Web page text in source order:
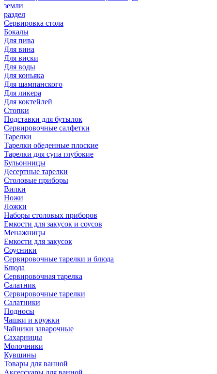
земли
раздел
Сервировка стола
Бокалы
Для пива
Для вина
Для виски
Для воды
Для коньяка
Для шампанского
Для ликера
Для коктейлей
Стопки
Подставки для бутылок
Сервировочные салфетки
Тарелки
Тарелки обеденные плоские
Тарелки для супа глубокие
Бульонницы
Десертные тарелки
Столовые приборы
Вилки
Ножи
Ложки
Наборы столовых приборов
Емкости для закусок и соусов
Менажницы
Емкости для закусок
Соусники
Сервировочные тарелки и блюда
Блюда
Сервировочная тарелка
Салатник
Сервировочные тарелки
Салатники
Подносы
Чашки и кружки
Чайники заварочные
Сахарницы
Молочники
Кувшины
Товары для ванной
Аксессуары для ванной